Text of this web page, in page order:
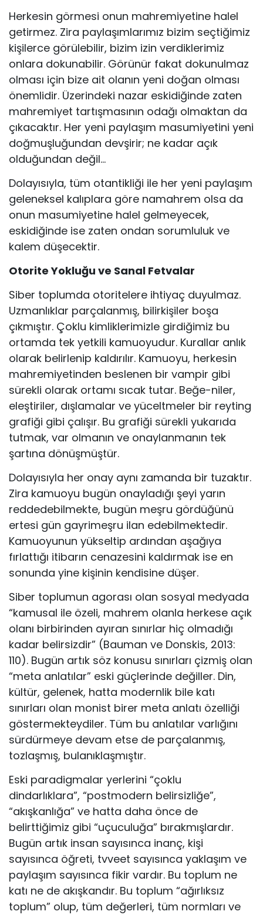
Herkesin görmesi onun mahremiyetine halel
getirmez. Zira paylaşımlarımız bizim seçtiğimiz
kişilerce görülebilir, bizim izin verdiklerimiz
onlara dokunabilir. Görünür fakat dokunulmaz
olması için bize ait olanın yeni doğan olması
önemlidir. Üzerindeki nazar eskidiğinde zaten
mahremiyet tartışmasının odağı olmaktan da
çıkacaktır. Her yeni paylaşım masumiyetini yeni
doğmuşluğundan devşirir; ne kadar açık
olduğundan değil…
Dolayısıyla, tüm otantikliği ile her yeni paylaşım
geleneksel kalıplara göre namahrem olsa da
onun masumiyetine halel gelmeyecek,
eskidiğinde ise zaten ondan sorumluluk ve
kalem düşecektir.
Otorite Yokluğu ve Sanal Fetvalar
Siber toplumda otoritelere ihtiyaç duyulmaz.
Uzmanlıklar parçalanmış, bilirkişiler boşa
çıkmıştır. Çoklu kimliklerimizle girdiğimiz bu
ortamda tek yetkili kamuoyudur. Kurallar anlık
olarak belirlenip kaldırılır. Kamuoyu, herkesin
mahremiyetinden beslenen bir vampir gibi
sürekli olarak ortamı sıcak tutar. Beğe-niler,
eleştiriler, dışlamalar ve yüceltmeler bir reyting
grafiği gibi çalışır. Bu grafiği sürekli yukarıda
tutmak, var olmanın ve onaylanmanın tek
şartına dönüşmüştür.
Dolayısıyla her onay aynı zamanda bir tuzaktır.
Zira kamuoyu bugün onayladığı şeyi yarın
reddedebilmekte, bugün meşru gördüğünü
ertesi gün gayrimeşru ilan edebilmektedir.
Kamuoyunun yükseltip ardından aşağıya
fırlattığı itibarın cenazesini kaldırmak ise en
sonunda yine kişinin kendisine düşer.
Siber toplumun agorası olan sosyal medyada
“kamusal ile özeli, mahrem olanla herkese açık
olanı birbirinden ayıran sınırlar hiç olmadığı
kadar belirsizdir” (Bauman ve Donskis, 2013:
110). Bugün artık söz konusu sınırları çizmiş olan
“meta anlatılar” eski güçlerinde değiller. Din,
kültür, gelenek, hatta modernlik bile katı
sınırları olan monist birer meta anlatı özelliği
göstermekteydiler. Tüm bu anlatılar varlığını
sürdürmeye devam etse de parçalanmış,
tozlaşmış, bulanıklaşmıştır.
Eski paradigmalar yerlerini “çoklu
dindarlıklara”, “postmodern belirsizliğe”,
“akışkanlığa” ve hatta daha önce de
belirttiğimiz gibi “uçuculuğa” bırakmışlardır.
Bugün artık insan sayısınca inanç, kişi
sayısınca öğreti, tvveet sayısınca yaklaşım ve
paylaşım sayısınca fikir vardır. Bu toplum ne
katı ne de akışkandır. Bu toplum “ağırlıksız
toplum” olup, tüm değerleri, tüm normları ve